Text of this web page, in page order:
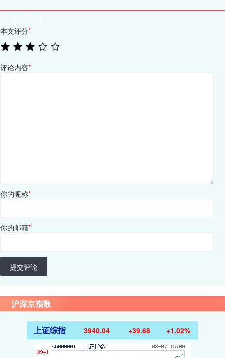
本文评分*
评论内容*
你的昵称*
你的邮箱*
提交评论
沪深京指数
上证综指 3940.04 +39.68 +1.02%